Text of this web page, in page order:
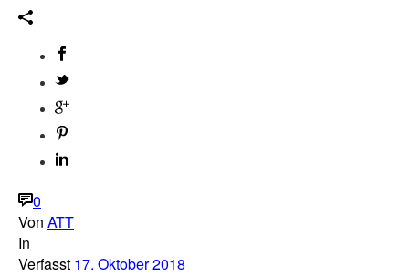
0
Von ATT
In
Verfasst 17. Oktober 2018